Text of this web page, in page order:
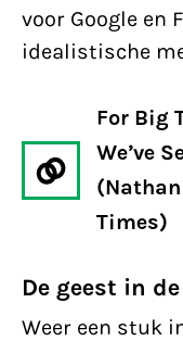
voor Google en
idealistische
For Big
We’ve
Times)
De geest in
Weer een stuk